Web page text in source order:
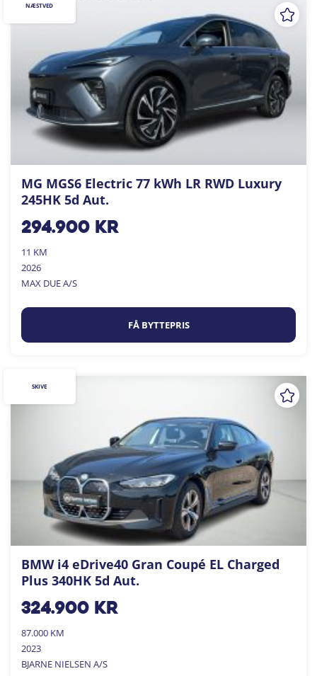
MG MGS6 Electric 77 kWh LR RWD Luxury
245HK 5d Aut.
294.900kr
11 KM
2026
MAX DUE A/S
FÅ BYTTEPRIS
NÆSTVED
BMW i4 eDrive40 Gran Coupé EL Charged
Plus 340HK 5d Aut.
324.900kr
87.000 KM
2023
BJARNE NIELSEN A/S
SKIVE